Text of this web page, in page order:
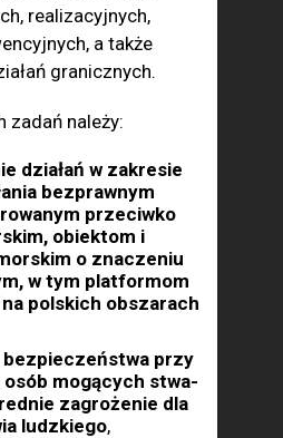
realizacyjnych,
a także
granicznych.
zadań należy:
działań w zakresie
bezprawnym
przeciwko
obiektom i
o znaczeniu
w tym platformom
polskich obszarach
bezpieczeństwa przy
mogących stwa­
zagrożenie dla
ludzkiego,